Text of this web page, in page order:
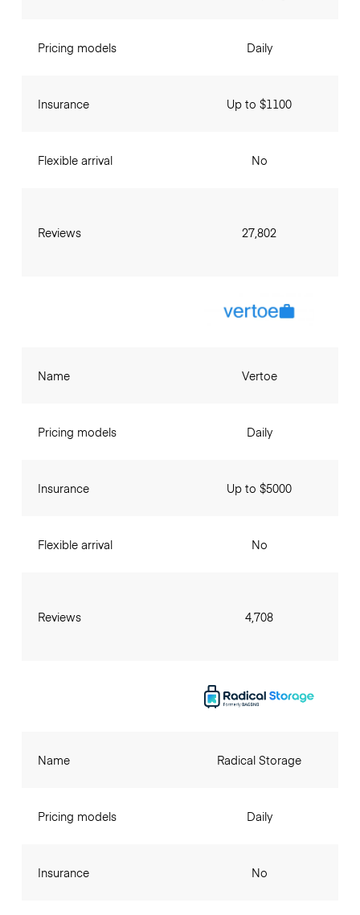
Pricing models
Insurance
Flexible arrival
Reviews
Daily
Up to $1100
No
27,802
Name
Pricing models
Insurance
Flexible arrival
Reviews
Vertoe
Daily
Up to $5000
No
4,708
Name
Pricing models
Insurance
Radical Storage
Daily
No